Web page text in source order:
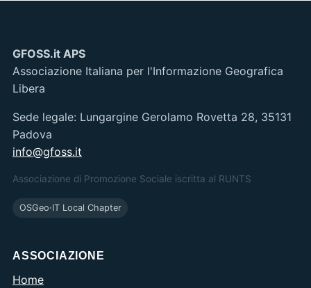
GFOSS.it APS
Associazione Italiana per l'Informazione Geografica
Libera
Sede legale: Lungargine Gerolamo Rovetta 28, 35131
Padova
info@gfoss.it
Associazione di Promozione Sociale iscritta al RUNTS
OSGeo·IT Local Chapter
ASSOCIAZIONE
Home